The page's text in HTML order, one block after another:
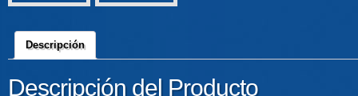
Descripción
Descripción del Producto